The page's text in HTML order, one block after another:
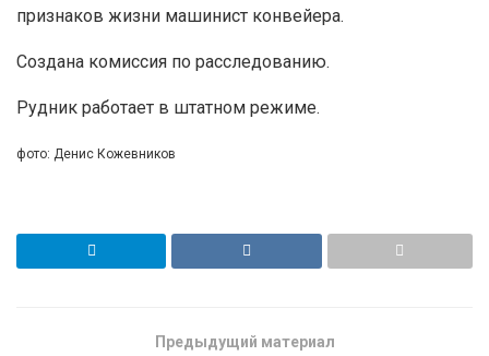
признаков жизни машинист конвейера.
Создана комиссия по расследованию.
Рудник работает в штатном режиме.
фото: Денис Кожевников
Предыдущий материал